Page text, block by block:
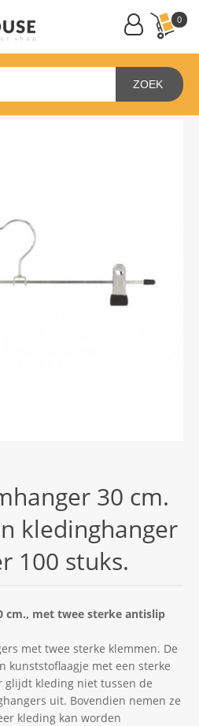
0
ZOEK
30 cm.
kledinghanger
100 stuks.
cm., met twee sterke antislip
met twee sterke klemmen. De
kunststoflaagje met een sterke
glijdt kleding niet tussen de
uit. Bovendien nemen ze
kleding kan worden